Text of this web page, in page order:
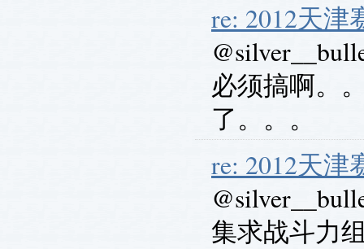
re: 2012天津
必须搞啊。
了。。。
re: 2012天津
集求战斗力